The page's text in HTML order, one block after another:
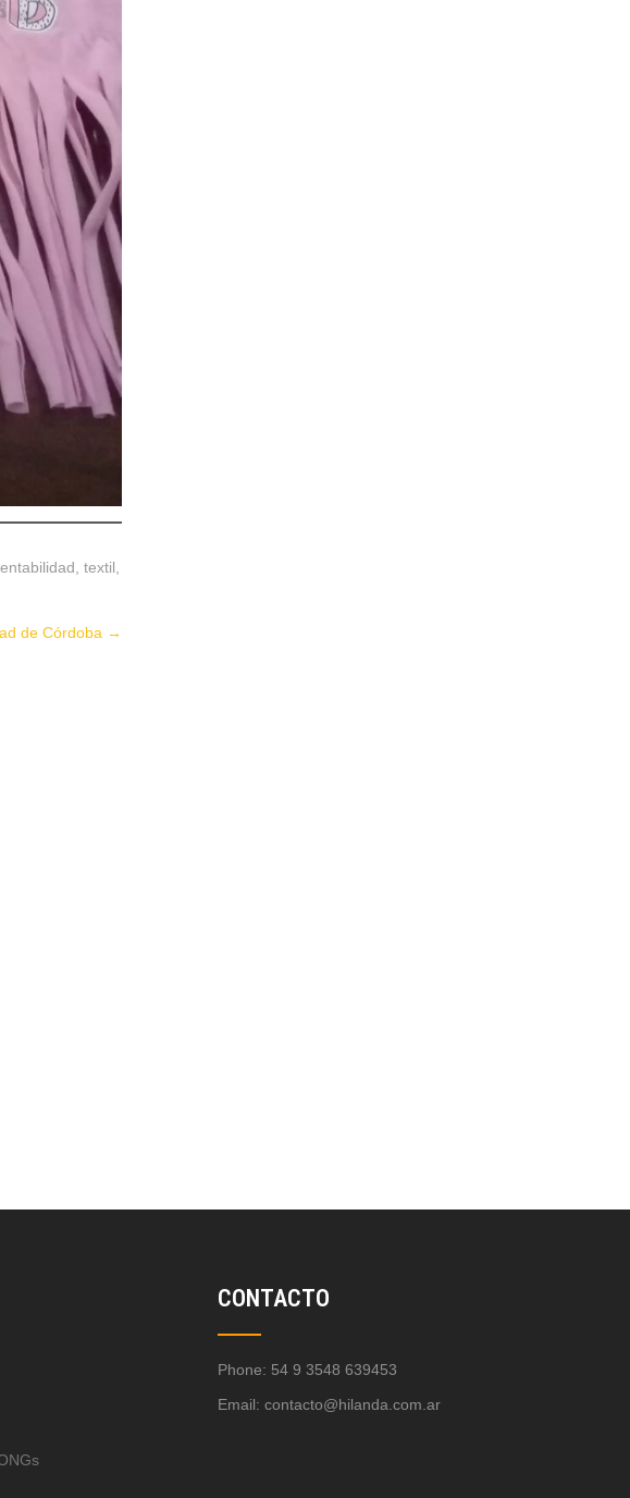
textil
de Córdoba →
CONTACTO
Phone: 54 9 3548 639453
Email: contacto@hilanda.com.ar